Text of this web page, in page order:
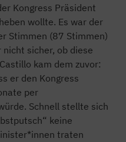
Kongress Präsident
wollte. Es war der
Stimmen (87 Stimmen)
sicher, ob diese
kam dem zuvor:
er den Kongress
per
Schnell stellte sich
keine
traten